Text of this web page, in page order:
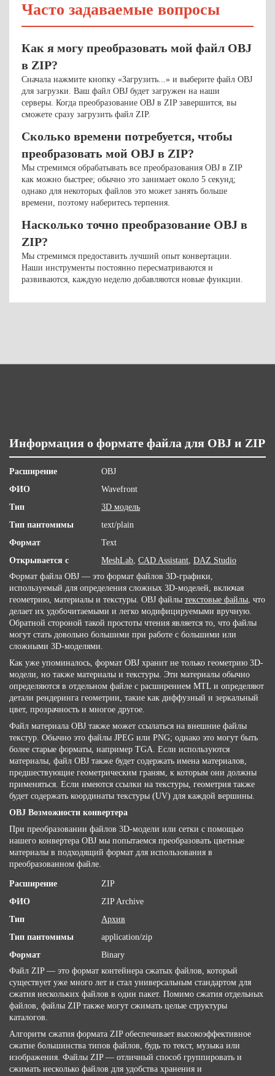
Часто задаваемые вопросы
Как я могу преобразовать мой файл OBJ
в ZIP?
Сначала нажмите кнопку «Загрузить...» и выберите файл OBJ
для загрузки. Ваш файл OBJ будет загружен на наши
серверы. Когда преобразование OBJ в ZIP завершится, вы
сможете сразу загрузить файл ZIP.
Сколько времени потребуется, чтобы
преобразовать мой OBJ в ZIP?
Мы стремимся обрабатывать все преобразования OBJ в ZIP
как можно быстрее; обычно это занимает около 5 секунд;
однако для некоторых файлов это может занять больше
времени, поэтому наберитесь терпения.
Насколько точно преобразование OBJ в
ZIP?
Мы стремимся предоставить лучший опыт конвертации.
Наши инструменты постоянно пересматриваются и
развиваются, каждую неделю добавляются новые функции.
Информация о формате файла для OBJ и ZIP
Расширение
OBJ
ФИО
Wavefront
Тип
3D модель
Тип пантомимы
text/plain
Формат
Text
Открывается с
MeshLab, CAD Assistant, DAZ Studio
Формат файла OBJ — это формат файлов 3D-графики,
используемый для определения сложных 3D-моделей, включая
геометрию, материалы и текстуры. OBJ файлы текстовые файлы, что
делает их удобочитаемыми и легко модифицируемыми вручную.
Обратной стороной такой простоты чтения является то, что файлы
могут стать довольно большими при работе с большими или
сложными 3D-моделями.
Как уже упоминалось, формат OBJ хранит не только геометрию 3D-
модели, но также материалы и текстуры. Эти материалы обычно
определяются в отдельном файле с расширением MTL и определяют
детали рендеринга геометрии, такие как диффузный и зеркальный
цвет, прозрачность и многое другое.
Файл материала OBJ также может ссылаться на внешние файлы
текстур. Обычно это файлы JPEG или PNG; однако это могут быть
более старые форматы, например TGA. Если используются
материалы, файл OBJ также будет содержать имена материалов,
предшествующие геометрическим граням, к которым они должны
применяться. Если имеются ссылки на текстуры, геометрия также
будет содержать координаты текстуры (UV) для каждой вершины.
OBJ Возможности конвертера
При преобразовании файлов 3D-модели или сетки с помощью
нашего конвертера OBJ мы попытаемся преобразовать цветные
материалы в подходящий формат для использования в
преобразованном файле.
Расширение
ZIP
ФИО
ZIP Archive
Тип
Архив
Тип пантомимы
application/zip
Формат
Binary
Файл ZIP — это формат контейнера сжатых файлов, который
существует уже много лет и стал универсальным стандартом для
сжатия нескольких файлов в один пакет. Помимо сжатия отдельных
файлов, файлы ZIP также могут сжимать целые структуры
каталогов.
Алгоритм сжатия формата ZIP обеспечивает высокоэффективное
сжатие большинства типов файлов, будь то текст, музыка или
изображения. Файлы ZIP — отличный способ группировать и
сжимать несколько файлов для удобства хранения и